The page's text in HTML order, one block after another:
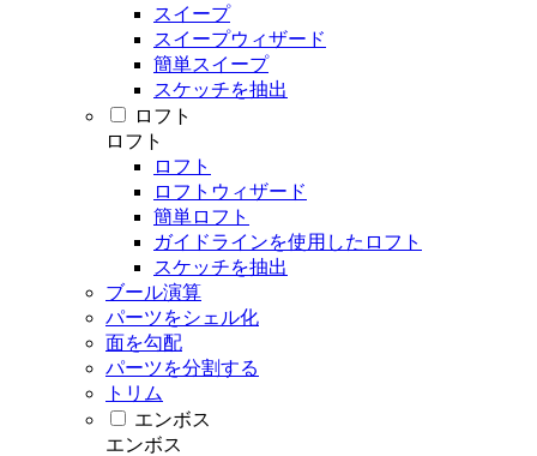
スイープ
スイープウィザード
簡単スイープ
スケッチを抽出
ロフト
ロフト
ロフト
ロフトウィザード
簡単ロフト
ガイドラインを使用したロフト
スケッチを抽出
ブール演算
パーツをシェル化
面を勾配
パーツを分割する
トリム
エンボス
エンボス